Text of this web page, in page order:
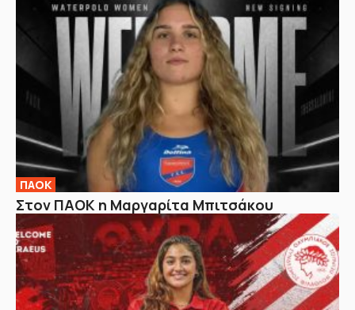
ΠΑΟΚ
Στον ΠΑΟΚ η Μαργαρίτα Μπιτσάκου